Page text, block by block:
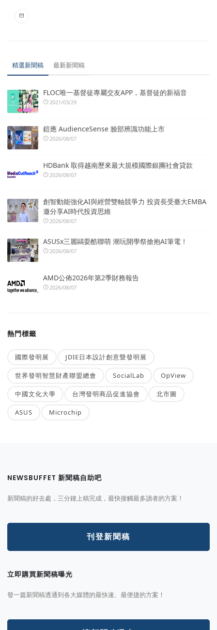
精選新聞稿 最新新聞稿
FLOC唯一基督徒專屬交友APP，基督徒的新福音
2021/03/29
鎧應 AudienceSense 臉部辨識功能上市
2026/08/07
HDBank 取得越南歷來最大規模國際銀團社會貸款
2026/08/07
創智動能強化AI與經營雙軸競爭力 投資長受臺大EMBA
邀分享AI時代投資思維
2026/08/07
ASUSx三麗鷗耍酷聯萌 潮玩開學祭搶抱AI筆電！
2026/08/07
AMD公佈2026年第2季財務報告
2026/08/07
熱門標籤
國際發明展 JDIE日本設計創意暨發明展
世界發明智慧財產聯盟總會 SocialLab OpView
中國文化大學 台灣發明商品促進協會 北市圖
ASUS Microchip
NEWSBUFFET 新聞稿自助吧
新聞稿的好去處，三分鐘上稿完成，最快接觸最多讀者的方案！
刊登新聞稿
立即購買新聞稿曝光
發一篇新聞稿透通到各大媒體的最快速、最便捷的方案！